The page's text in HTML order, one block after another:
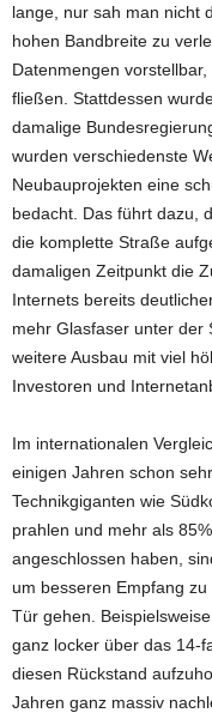
lange, nur sah man nicht
hohen Bandbreite zu
Datenmengen
fließen. Stattdessen
damalige
wurden verschiedenste
Neubauprojekten eine
bedacht. Das führt dazu,
die komplette Straße
damaligen Zeitpunkt die
Internets bereits
mehr Glasfaser unter der
weitere Ausbau mit viel
Investoren und
Im internationalen
einigen Jahren schon
Technikgiganten wie
prahlen und mehr als
angeschlossen haben,
um besseren Empfang
Tür gehen.
ganz locker über das 14-
diesen Rückstand
Jahren ganz massiv